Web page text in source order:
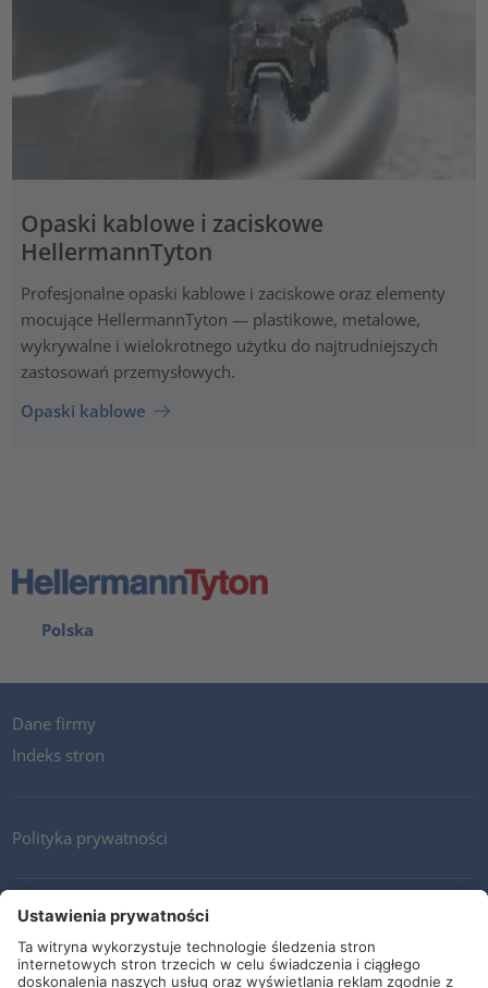
Opaski kablowe i zaciskowe
HellermannTyton
Profesjonalne opaski kablowe i zaciskowe oraz elementy
mocujące HellermannTyton — plastikowe, metalowe,
wykrywalne i wielokrotnego użytku do najtrudniejszych
zastosowań przemysłowych.
Opaski kablowe
Polska
Dane firmy
Indeks stron
Polityka prywatności
Kontakt